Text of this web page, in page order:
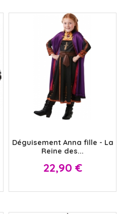
Déguisement Anna fille - La
Reine des...
Prix
22,90 €